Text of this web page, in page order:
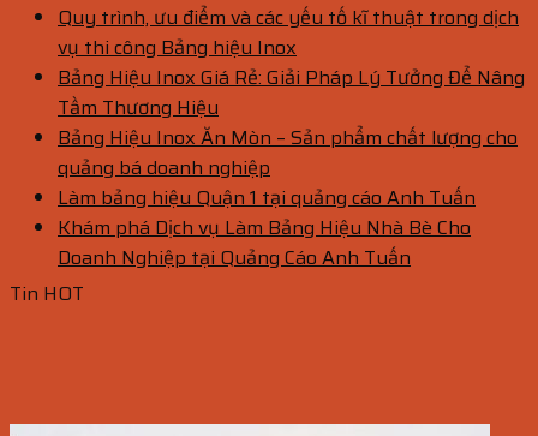
Quy trình, ưu điểm và các yếu tố kĩ thuật trong dịch
vụ thi công Bảng hiệu Inox
Bảng Hiệu Inox Giá Rẻ: Giải Pháp Lý Tưởng Để Nâng
Tầm Thương Hiệu
Bảng Hiệu Inox Ăn Mòn – Sản phẩm chất lượng cho
quảng bá doanh nghiệp
Làm bảng hiệu Quận 1 tại quảng cáo Anh Tuấn
Khám phá Dịch vụ Làm Bảng Hiệu Nhà Bè Cho
Doanh Nghiệp tại Quảng Cáo Anh Tuấn
Tin HOT